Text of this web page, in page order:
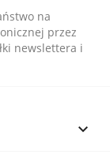
na
przez
newslettera i
